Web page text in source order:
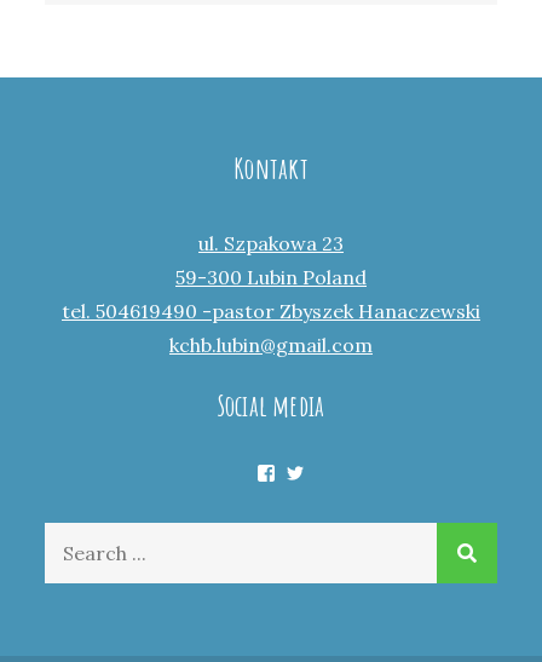
Kontakt
ul. Szpakowa 23
59-300 Lubin Poland
tel. 504619490 -pastor Zbyszek Hanaczewski
kchb.lubin@gmail.com
Social media
Facebook